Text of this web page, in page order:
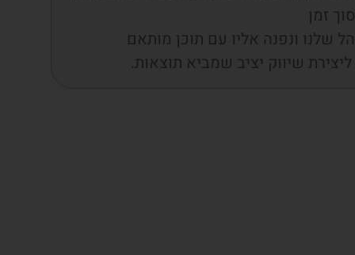
זמן
שלנו ונפנה אליו עם תוכן מותאם
שיווק יציב שמביא תוצאות.